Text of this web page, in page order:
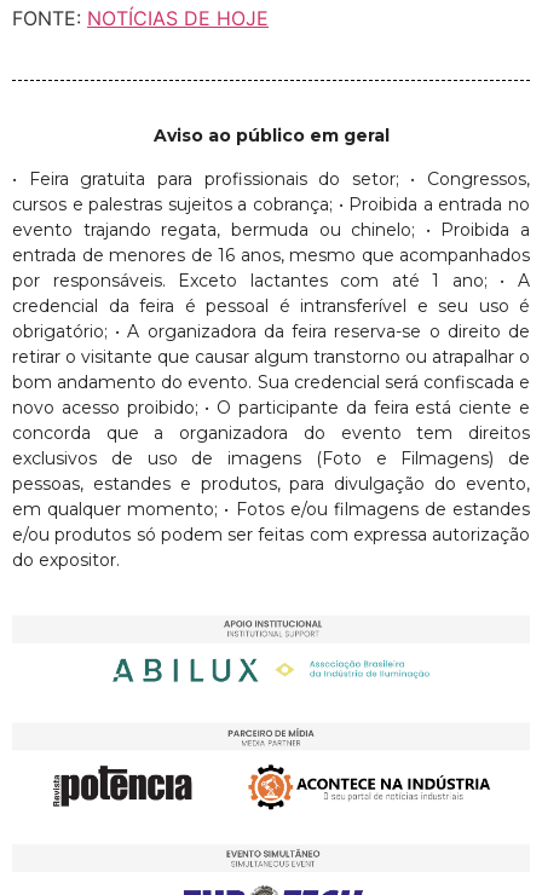
FONTE: NOTÍCIAS DE HOJE
Aviso ao público em geral
• Feira gratuita para profissionais do setor; • Congressos,
cursos e palestras sujeitos a cobrança; • Proibida a entrada no
evento trajando regata, bermuda ou chinelo; • Proibida a
entrada de menores de 16 anos, mesmo que acompanhados
por responsáveis. Exceto lactantes com até 1 ano; • A
credencial da feira é pessoal é intransferível e seu uso é
obrigatório; • A organizadora da feira reserva-se o direito de
retirar o visitante que causar algum transtorno ou atrapalhar o
bom andamento do evento. Sua credencial será confiscada e
novo acesso proibido; • O participante da feira está ciente e
concorda que a organizadora do evento tem direitos
exclusivos de uso de imagens (Foto e Filmagens) de
pessoas, estandes e produtos, para divulgação do evento,
em qualquer momento; • Fotos e/ou filmagens de estandes
e/ou produtos só podem ser feitas com expressa autorização
do expositor.